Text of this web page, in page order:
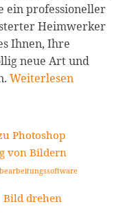
ein professioneller
Heimwerker
Ihnen, Ihre
neue Art und
Entdecken
5
besten
Apps,
Weiterlesen
Photoshop
von Bildern
Bild drehen